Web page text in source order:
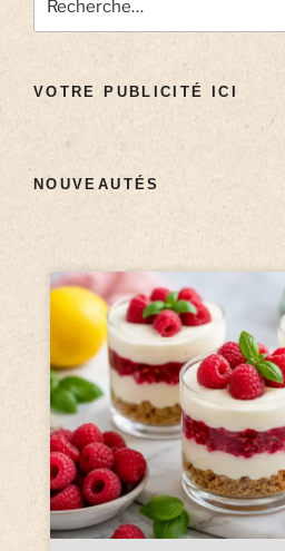
VOTRE PUBLICITÉ ICI
NOUVEAUTÉS